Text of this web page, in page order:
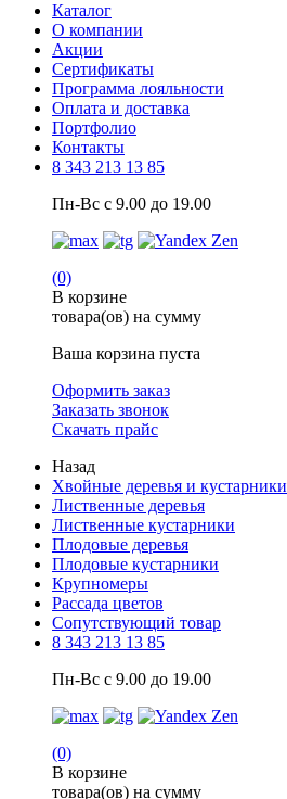
Каталог
О компании
Акции
Сертификаты
Программа лояльности
Оплата и доставка
Портфолио
Контакты
8 343 213 13 85
Пн-Вс с 9.00 до 19.00
(0)
В корзине
товара(ов) на сумму
Ваша корзина пуста
Оформить заказ
Заказать звонок
Скачать прайс
Назад
Хвойные деревья и кустарники
Лиственные деревья
Лиственные кустарники
Плодовые деревья
Плодовые кустарники
Крупномеры
Рассада цветов
Сопутствующий товар
8 343 213 13 85
Пн-Вс с 9.00 до 19.00
(0)
В корзине
товара(ов) на сумму